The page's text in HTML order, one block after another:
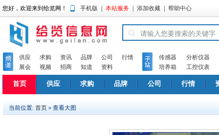
您好，欢迎来到给览网！ 手机版 本站服务 添加收藏 帮助中心
供应 求购 资讯 品牌 公司
行情
展会
视频 招商 知道 资料
传感器
分析仪器
培养箱
工控仪表
首页 供应 求购 品牌 公司 行情
当前位置: 首页 » 查看大图